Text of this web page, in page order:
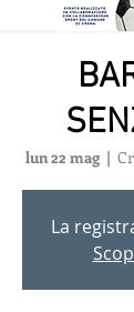
lun 22 mag
  |
La